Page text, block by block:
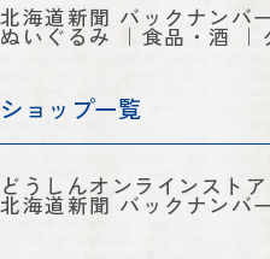
北海道新聞 バックナンバー
ぬいぐるみ 食品・酒
ショップ一覧
どうしんオンラインストア
北海道新聞 バックナンバー